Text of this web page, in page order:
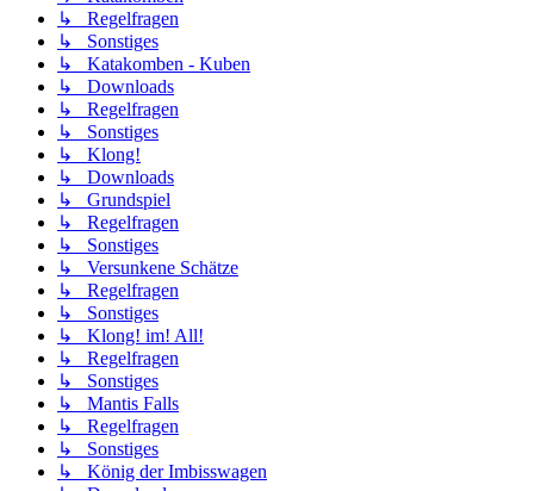
↳ Regelfragen
↳ Sonstiges
↳ Katakomben - Kuben
↳ Downloads
↳ Regelfragen
↳ Sonstiges
↳ Klong!
↳ Downloads
↳ Grundspiel
↳ Regelfragen
↳ Sonstiges
↳ Versunkene Schätze
↳ Regelfragen
↳ Sonstiges
↳ Klong! im! All!
↳ Regelfragen
↳ Sonstiges
↳ Mantis Falls
↳ Regelfragen
↳ Sonstiges
↳ König der Imbisswagen